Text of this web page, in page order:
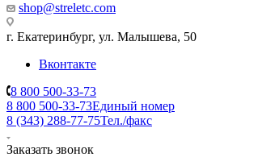
shop@streletc.com
г. Екатеринбург, ул. Малышева, 50
Вконтакте
8 800 500-33-73
8 800 500-33-73Единый номер
8 (343) 288-77-75Тел./факс
Заказать звонок